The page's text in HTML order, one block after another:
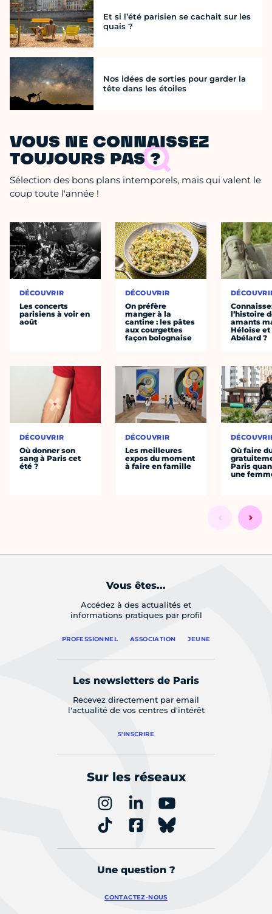
Et si l’été parisien se cachait sur les
quais ?
Nos idées de sorties pour garder la
tête dans les étoiles
VOUS NE CONNAISSEZ
TOUJOURS PAS ?
Sélection des bons plans intemporels, mais qui valent le
coup toute l'année !
DÉCOUVRIR
Les concerts
parisiens à voir en
août
DÉCOUVRIR
Où donner son
sang à Paris cet
été ?
DÉCOUVRIR
On préfère
manger à la
cantine : les pâtes
aux courgettes
façon bolognaise
DÉCOUVRIR
Les meilleures
expos du moment
à faire en famille
l’histoire
amants
Héloïse et
Abélard ?
Où faire
Paris
une
Vous êtes...
Accédez à des actualités et
informations pratiques par profil
PROFESSIONNEL ASSOCIATION JEUNE
Les newsletters de Paris
Recevez directement par email
l'actualité de vos centres d'intérêt
S'INSCRIRE
Sur les réseaux
Une question ?
CONTACTEZ-NOUS